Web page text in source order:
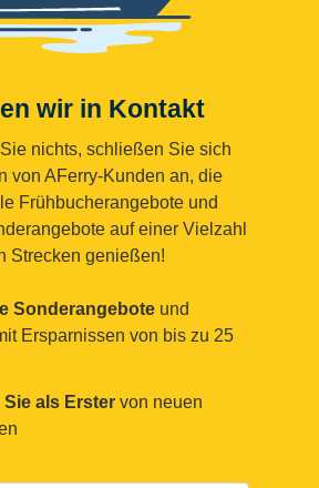
wir in Kontakt
nichts, schließen Sie sich
von AFerry-Kunden an, die
Frühbucherangebote und
auf einer Vielzahl
Strecken genießen!
Sonderangebote und
Ersparnissen von bis zu 25
Sie als Erster von neuen